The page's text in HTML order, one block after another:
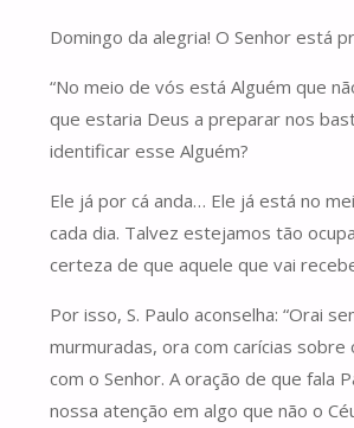
Domingo da alegria! O Senhor está
“No meio de vós está Alguém que
que estaria Deus a preparar nos
identificar esse Alguém?
Ele já por cá anda… Ele já está no
cada dia. Talvez estejamos tão
certeza de que aquele que vai
Por isso, S. Paulo aconselha: “Orai
murmuradas, ora com carícias
com o Senhor. A oração de que fala
nossa atenção em algo que não o